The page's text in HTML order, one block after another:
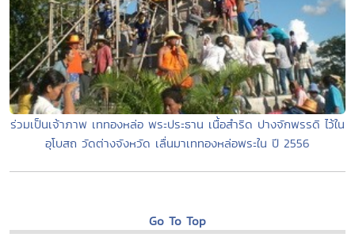
ร่วมเป็นเจ้าภาพ เททองหล่อ พระประธาน เนื้อสำริด ปางจักพรรดิ ไว้ใน
อุโบสถ วัดต่างจังหวัด เลื่นมาเททองหล่อพระใน ปี 2556
Go To Top